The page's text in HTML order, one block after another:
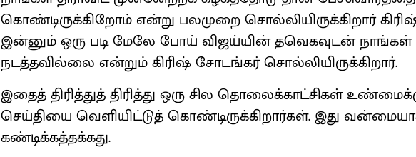
கொண்டிருக்கிறோம் என்று பலமுறை சொல்லியிருக்கிறார்
இன்னும் ஒரு படி மேலே போய் விஜய்யின் தவெகவுடன் நாங்கள்
நடத்தவில்லை என்றும் கிரிஷ் சோடங்கர் சொல்லியிருக்கிறார்.
இதைத் திரித்துத் திரித்து ஒரு சில தொலைக்காட்சிகள்
செய்தியை வெளியிட்டுத் கொண்டிருக்கிறார்கள். இது
கண்டிக்கத்தக்கது.